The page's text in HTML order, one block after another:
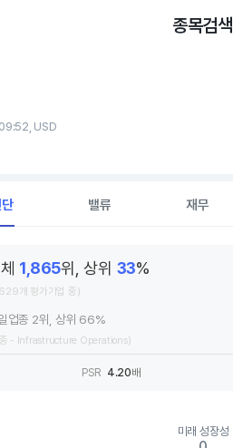
종목검색
USD
밸류 재무
1,865위, 상위 33%
개 평가기업 중)
업종 2위, 상위 66%
- Infrastructure Operations)
PSR 4.20배
미래 성장성